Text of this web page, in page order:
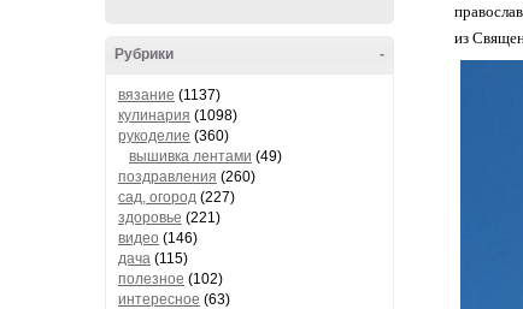
-
Рубрики
вязание (1137)
кулинария (1098)
рукоделие (360)
вышивка лентами (49)
поздравления (260)
сад, огород (227)
здоровье (221)
видео (146)
дача (115)
полезное (102)
интересное (63)
из